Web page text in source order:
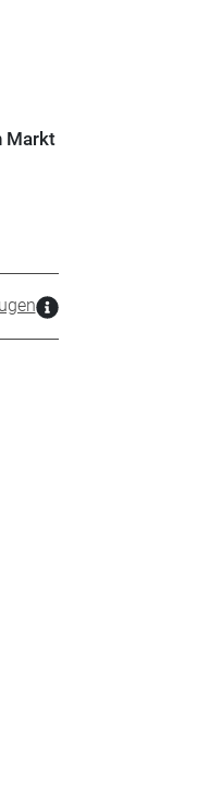
Markt